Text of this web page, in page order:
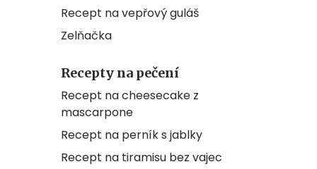
Recept na vepřový guláš
Zelňačka
Recepty na pečení
Recept na cheesecake z
mascarpone
Recept na perník s jablky
Recept na tiramisu bez vajec